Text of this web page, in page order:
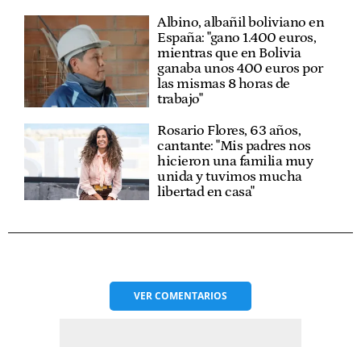
Albino, albañil boliviano en
España: "gano 1.400 euros,
mientras que en Bolivia
ganaba unos 400 euros por
las mismas 8 horas de
trabajo"
Rosario Flores, 63 años,
cantante: "Mis padres nos
hicieron una familia muy
unida y tuvimos mucha
libertad en casa"
VERCOMENTARIOS